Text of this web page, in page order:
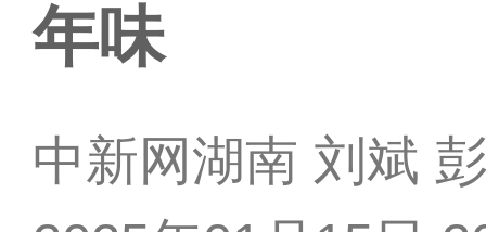
年味
中新网湖南 刘斌